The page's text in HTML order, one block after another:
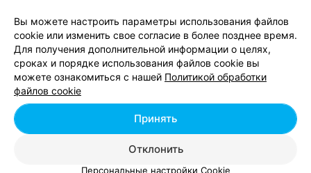
Связаться по вопросам сотрудничества
Написать руководителю relax.by
Персональные настройки cookie
Обработка персональных данных
© 2026 ООО «Артокс Лаб», УНП 191700409, регистрирующий орган -
| 220012, Республика Беларусь, г. Минск,
Вы можете настроить параметры использования файлов
cookie или изменить свое согласие в более позднее время.
Для получения дополнительной информации о целях,
сроках и порядке использования файлов cookie вы
можете ознакомиться с нашей Политикой обработки
файлов cookie
Отклонить
Принять
Персональные настройки Cookie